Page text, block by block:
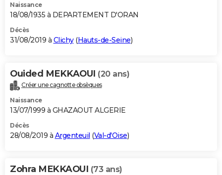
Naissance
18/08/1935 à DEPARTEMENT D'ORAN
Décès
31/08/2019 à Clichy(Hauts-de-Seine)
Ouided MEKKAOUI (20 ans)
Créer une cagnotte obsèques
Naissance
13/07/1999 à GHAZAOUT ALGERIE
Décès
28/08/2019 à Argenteuil (Val-d'Oise)
Zohra MEKKAOUI (73 ans)